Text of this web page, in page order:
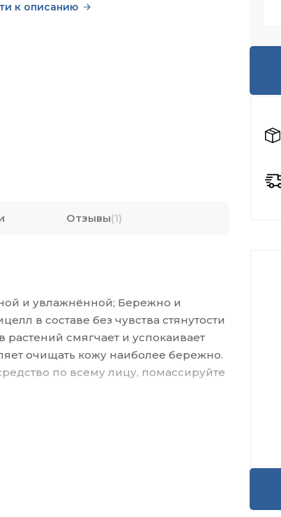
к описанию
Отзывы(1)
и увлажнённой; Бережно и
в составе без чувства стянутости
смягчает и успокаивает
очищать кожу наиболее бережно.
по всему лицу, помассируйте